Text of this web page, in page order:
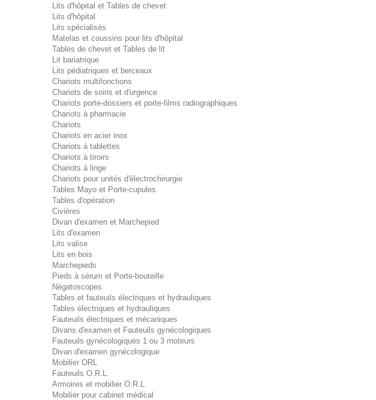
Lits d'hôpital et Tables de chevet
Lits d'hôpital
Lits spécialisés
Matelas et coussins pour lits d'hôpital
Tables de chevet et Tables de lit
Lit bariatrique
Lits pédiatriques et berceaux
Chariots multifonctions
Chariots de soins et d'urgence
Chariots porte-dossiers et porte-films radiographiques
Chariots à pharmacie
Chariots
Chariots en acier inox
Chariots à tablettes
Chariots à tiroirs
Chariots à linge
Chariots pour unités d'électrochirurgie
Tables Mayo et Porte-cupules
Tables d'opération
Civières
Divan d'examen et Marchepied
Lits d'examen
Lits valise
Lits en bois
Marchepieds
Pieds à sérum et Porte-bouteille
Négatoscopes
Tables et fauteuils électriques et hydrauliques
Tables électriques et hydrauliques
Fauteuils électriques et mécaniques
Divans d'examen et Fauteuils gynécologiques
Fauteuils gynécologiques 1 ou 3 moteurs
Divan d'examen gynécologique
Mobilier ORL
Fauteuils O.R.L.
Armoires et mobilier O.R.L.
Mobilier pour cabinet médical